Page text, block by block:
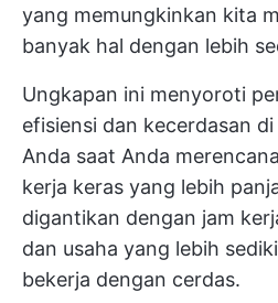
yang memungkinkan kita
banyak hal dengan lebih
Ungkapan ini menyoroti
efisiensi dan kecerdasan
Anda saat Anda
kerja keras yang lebih
digantikan dengan jam
dan usaha yang lebih
bekerja dengan cerdas.